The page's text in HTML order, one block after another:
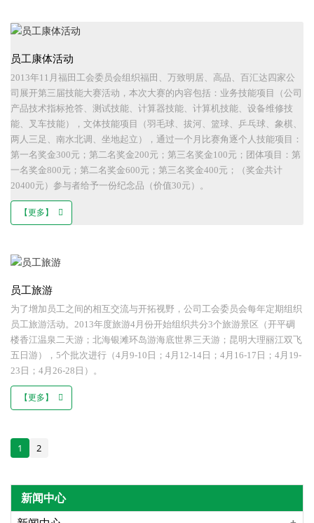
员工康体活动
2013年11月福田工会委员会组织福田、万致明居、高品、百汇达四家公
司展开第三届技能大赛活动，本次大赛的内容包括：业务技能项目（公司
产品技术指标抢答、测试技能、计算器技能、计算机技能、设备维修技
能、叉车技能），文体技能项目（羽毛球、拔河、篮球、乒乓球、象棋、
两人三足、南水北调、坐地起立），通过一个月比赛角逐个人技能项目：
第一名奖金300元；第二名奖金200元；第三名奖金100元；团体项目：第
一名奖金800元；第二名奖金600元；第三名奖金400元；（奖金共计
20400元）参与者给予一份纪念品（价值30元）。
【更多】
员工旅游
为了增加员工之间的相互交流与开拓视野，公司工会委员会每年定期组织
员工旅游活动。2013年度旅游4月份开始组织共分3个旅游景区（开平碉
楼香江温泉二天游；北海银滩环岛游海底世界三天游；昆明大理丽江双飞
五日游），5个批次进行（4月9-10日；4月12-14日；4月16-17日；4月19-
23日；4月26-28日）。
【更多】
1 2
新闻中心